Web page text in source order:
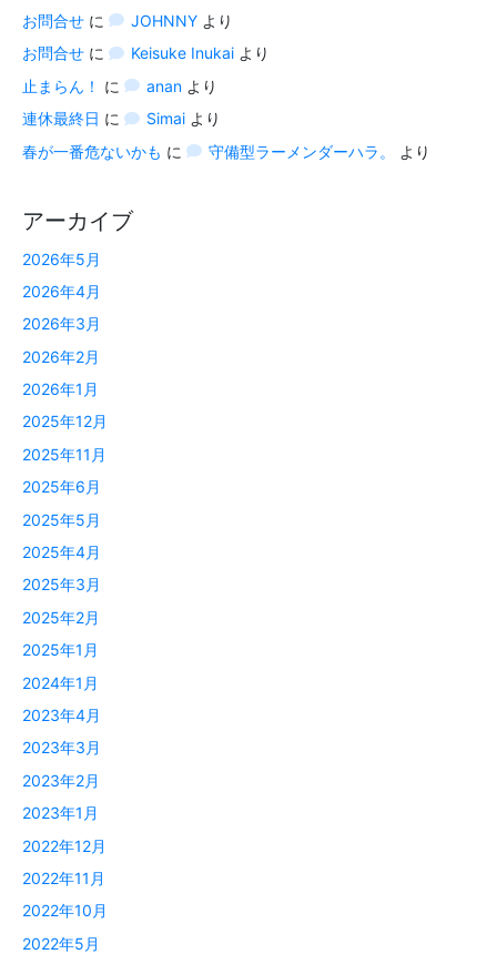
お問合せ に JOHNNYより
お問合せ に Keisuke Inukaiより
止まらん！
に ananより
連休最終日 に Simaiより
春が一番危ないかも に 守備型ラーメンダーハラ。 より
アーカイブ
2026年5月
2026年4月
2026年3月
2026年2月
2026年1月
2025年12月
2025年11月
2025年6月
2025年5月
2025年4月
2025年3月
2025年2月
2025年1月
2024年1月
2023年4月
2023年3月
2023年2月
2023年1月
2022年12月
2022年11月
2022年10月
2022年5月